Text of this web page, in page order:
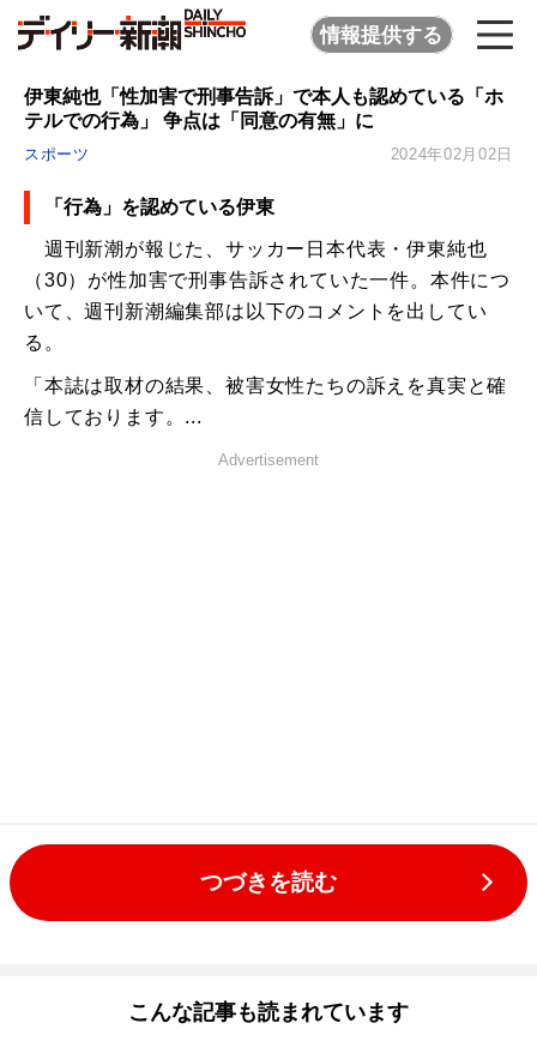
情報提供する
伊東純也「性加害で刑事告訴」で本人も認めている「ホ
テルでの行為」 争点は「同意の有無」に
スポーツ 2024年02月02日
「行為」を認めている伊東
週刊新潮が報じた、サッカー日本代表・伊東純也
（30）が性加害で刑事告訴されていた一件。本件につ
いて、週刊新潮編集部は以下のコメントを出してい
る。
「本誌は取材の結果、被害女性たちの訴えを真実と確
信しております。...
Advertisement
つづきを読む
こんな記事も読まれています